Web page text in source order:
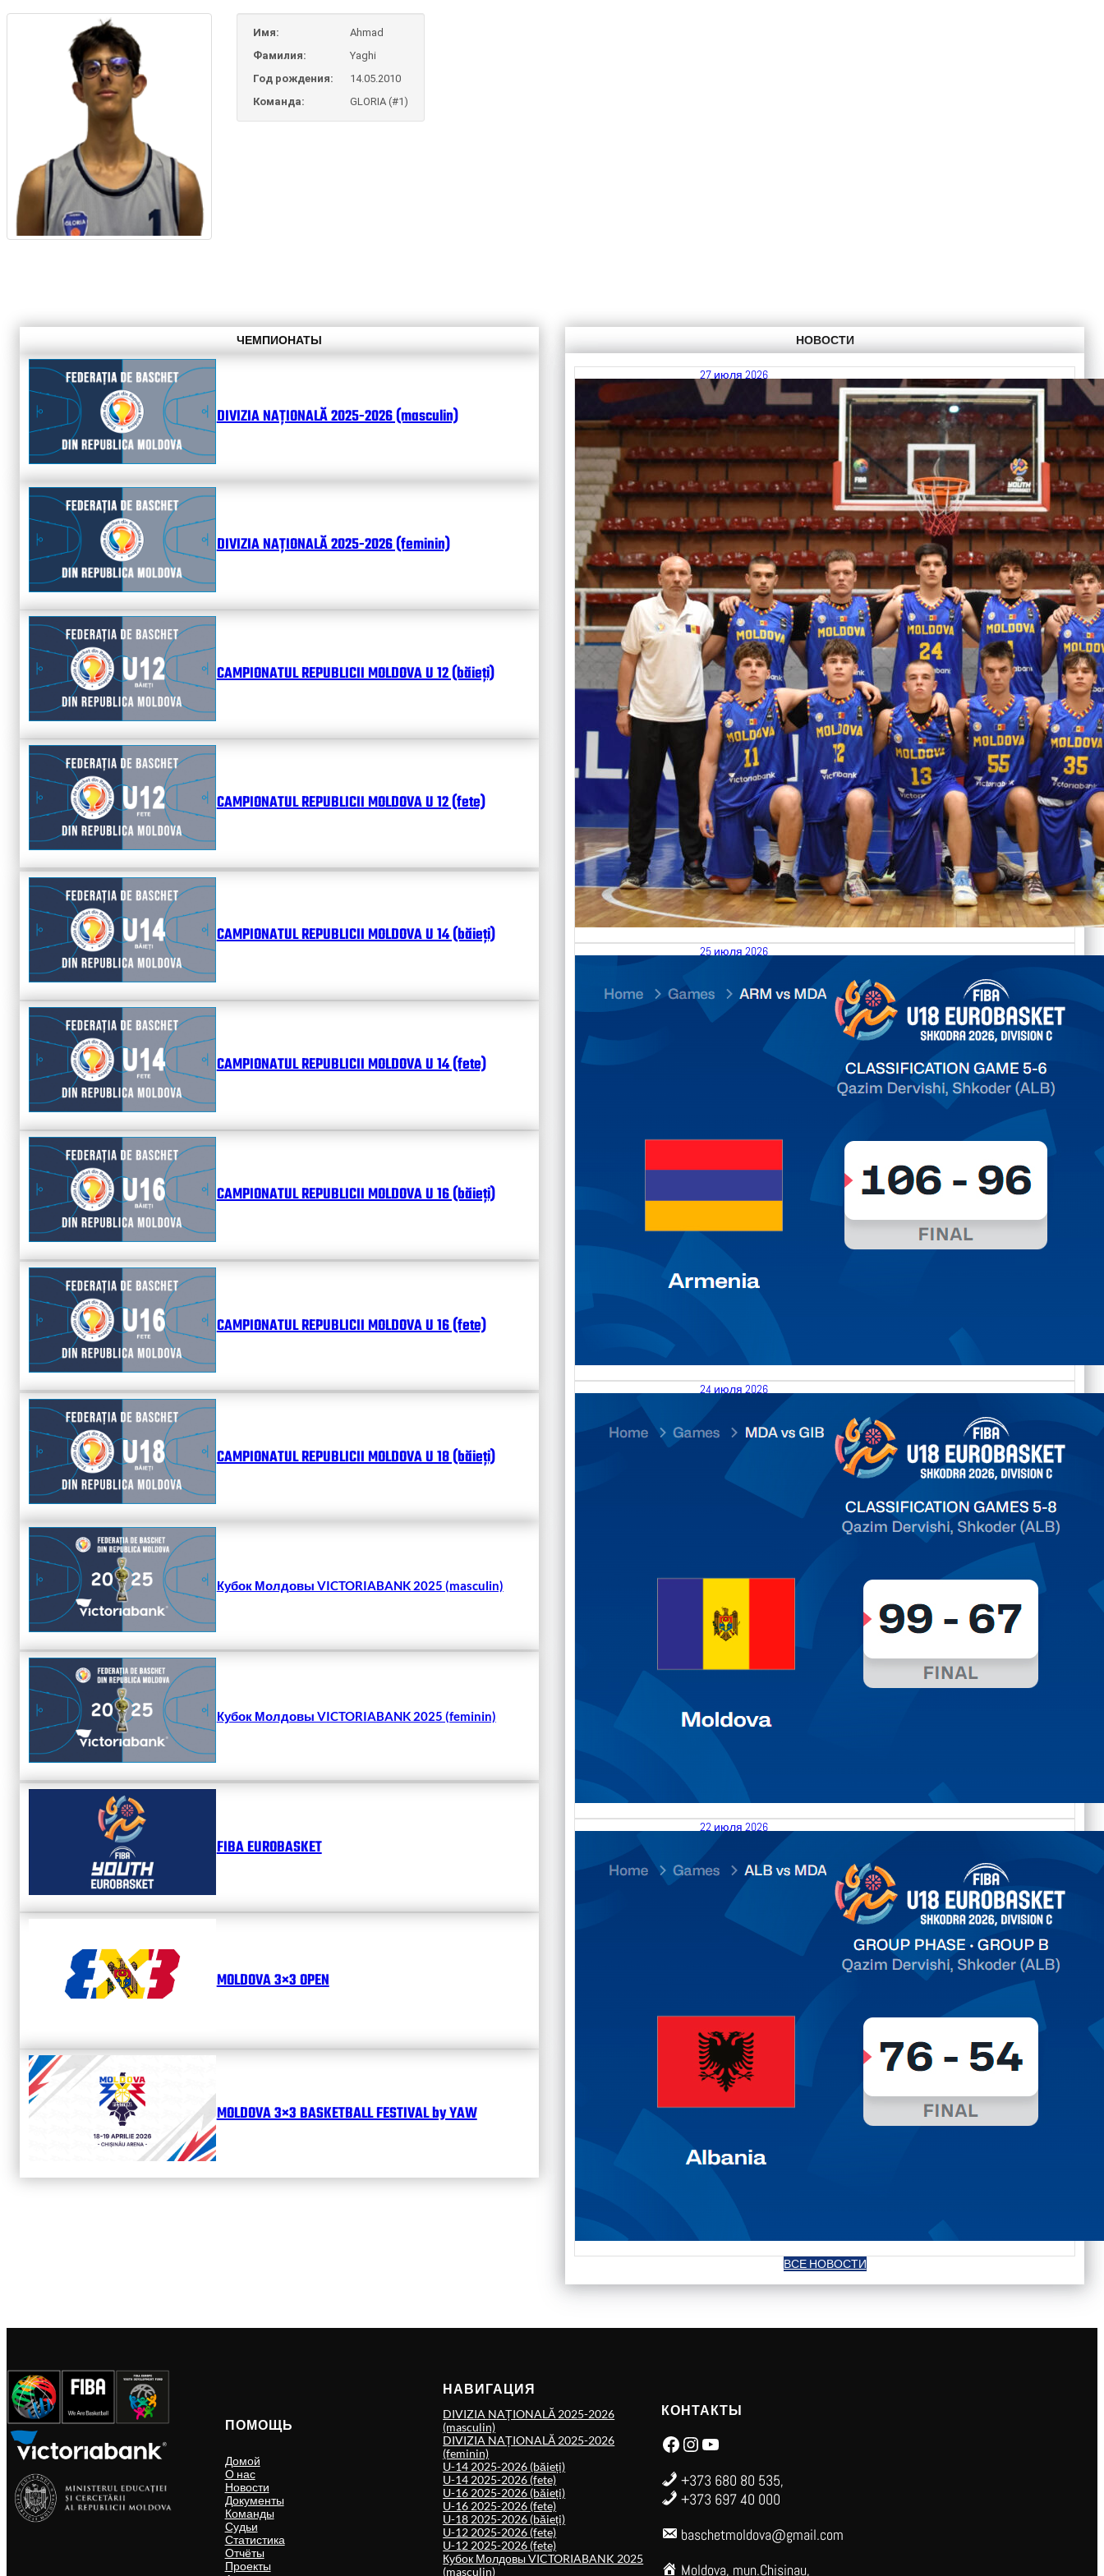
Имя:
Ahmad
Фамилия:
Yaghi
Год рождения:
14.05.2010
Команда:
GLORIA (#1)
ЧЕМПИОНАТЫ
DIVIZIA NAȚIONALĂ 2025-2026 (masculin)
DIVIZIA NAȚIONALĂ 2025-2026 (feminin)
CAMPIONATUL REPUBLICII MOLDOVA U 12 (băieți)
CAMPIONATUL REPUBLICII MOLDOVA U 12 (fete)
CAMPIONATUL REPUBLICII MOLDOVA U 14 (băieți)
CAMPIONATUL REPUBLICII MOLDOVA U 14 (fete)
CAMPIONATUL REPUBLICII MOLDOVA U 16 (băieți)
CAMPIONATUL REPUBLICII MOLDOVA U 16 (fete)
CAMPIONATUL REPUBLICII MOLDOVA U 18 (băieți)
Кубок Молдовы VICTORIABANK 2025 (masculin)
Кубок Молдовы VICTORIABANK 2025 (feminin)
FIBA EUROBASKET
MOLDOVA 3×3 OPEN
MOLDOVA 3×3 BASKETBALL FESTIVAL by YAW
НОВОСТИ
27 июля 2026
Итоги FIBA U18 EuroBasket 2026, Division C
КалендарьТаблица Выберите Обзор Статистика Матч сыгран 0
Читать далее
25 июля 2026
26.07.2026 Armenia vs Moldova FIBA U18 EuroBasket 2026,
Division C
КалендарьТаблица Выберите Обзор Статистика Матч сыгран 0
Читать далее
24 июля 2026
25.07.2026 Moldova vs Gibraltar FIBA U18 EuroBasket 2026,
Division C
КалендарьТаблица Выберите Обзор Статистика Матч сыгран 0
Читать далее
22 июля 2026
23.07.2026 Albania vs Moldova FIBA U18 EuroBasket 2026,
Division C
КалендарьТаблица Выберите Обзор Статистика Матч сыгран 0
Читать далее
ВСЕ НОВОСТИ
ПОМОЩЬ
Домой
О нас
Новости
Документы
Команды
Судьи
Статистика
Отчёты
Проекты
НАВИГАЦИЯ
DIVIZIA NAȚIONALĂ 2025-2026
(masculin)
DIVIZIA NAȚIONALĂ 2025-2026
(feminin)
U-14 2025-2026 (băieți)
U-14 2025-2026 (fete)
U-16 2025-2026 (băieți)
U-16 2025-2026 (fete)
U-18 2025-2026 (băieți)
U-12 2025-2026 (fete)
U-12 2025-2026 (fete)
Кубок Молдовы VICTORIABANK 2025
(masculin)
КОНТАКТЫ
Facebook Instagram YouTube
+373 680 80 535,
+373 697 40 000
baschetmoldova@gmail.com
Moldova, mun.Chisinau,